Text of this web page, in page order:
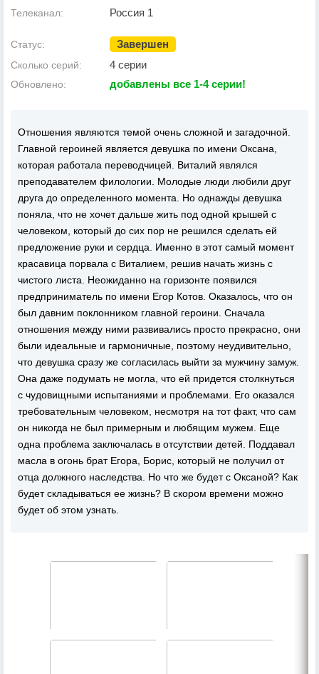
Телеканал: Россия 1
Статус: Завершен
Сколько серий: 4 серии
Обновлено: добавлены все 1-4 серии!
Отношения являются темой очень сложной и загадочной.
Главной героиней является девушка по имени Оксана,
которая работала переводчицей. Виталий являлся
преподавателем филологии. Молодые люди любили друг
друга до определенного момента. Но однажды девушка
поняла, что не хочет дальше жить под одной крышей с
человеком, который до сих пор не решился сделать ей
предложение руки и сердца. Именно в этот самый момент
красавица порвала с Виталием, решив начать жизнь с
чистого листа. Неожиданно на горизонте появился
предприниматель по имени Егор Котов. Оказалось, что он
был давним поклонником главной героини. Сначала
отношения между ними развивались просто прекрасно, они
были идеальные и гармоничные, поэтому неудивительно,
что девушка сразу же согласилась выйти за мужчину замуж.
Она даже подумать не могла, что ей придется столкнуться
с чудовищными испытаниями и проблемами. Его оказался
требовательным человеком, несмотря на тот факт, что сам
он никогда не был примерным и любящим мужем. Еще
одна проблема заключалась в отсутствии детей. Поддавал
масла в огонь брат Егора, Борис, который не получил от
отца должного наследства. Но что же будет с Оксаной? Как
будет складываться ее жизнь? В скором времени можно
будет об этом узнать.